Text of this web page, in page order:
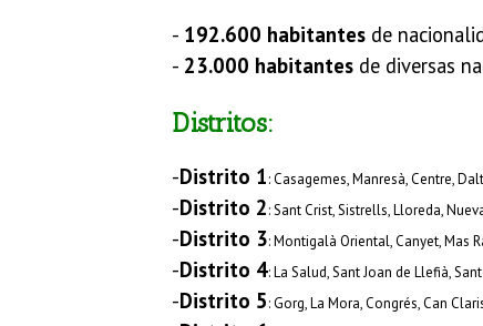
- 192.600 habitantesde
- 23.000 habitantesde diversas
Distritos:
-Distrito 1: Casagemes, Manresà, Centre,
-Distrito 2: Sant Crist, Sistrells, Lloreda,
-Distrito 3: Montigalà Oriental, Canyet, Mas
-Distrito 4: La Salud, Sant Joan de Llefià,
-Distrito 5: Gorg, La Mora, Congrés, Can